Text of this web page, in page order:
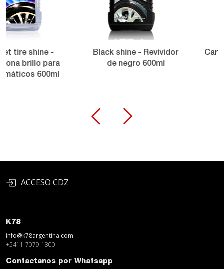
Black shine - Revividor
de negro 600ml
Car wash - Lava
ACCESO CDZ
K78
info@k78argentina.com
+5411-7079-1800
Contactanos por Whatsapp